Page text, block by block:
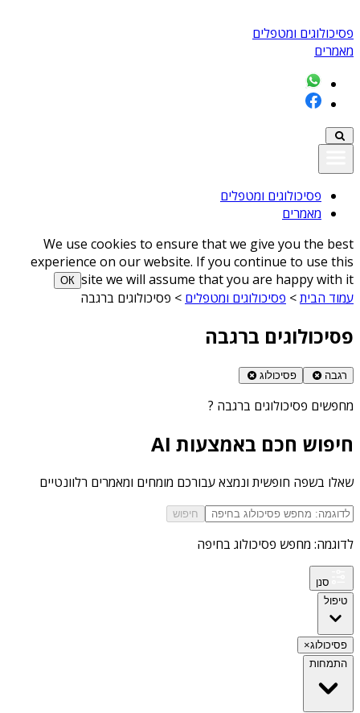
פסיכולוגים ומטפלים
מאמרים
פסיכולוגים ומטפלים
מאמרים
We use cookies to ensure that we give you the best
experience on our website. If you continue to use this
site we will assume that you are happy with it
ОК
עמוד הבית> פסיכולוגים ומטפלים > פסיכולוגים ברגבה
פסיכולוגים ברגבה
רגבה פסיכולוג
מחפשים פסיכולוגים ברגבה ?
חיפוש חכם באמצעות AI
שאלו בשפה חופשית ונמצא עבורכם מומחים ומאמרים רלוונטיים
חיפוש
לדוגמה: מחפש פסיכולוג בחיפה
סנן
טיפול
פסיכולוג×
התמחות